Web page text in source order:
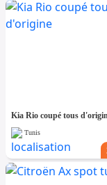
Kia Rio coupé tous
Tunis